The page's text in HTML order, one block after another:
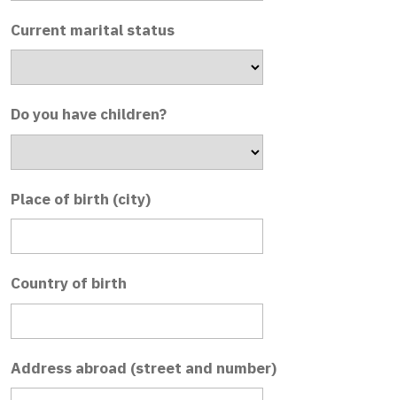
Current marital status
Do you have children?
Place of birth (city)
Country of birth
Address abroad (street and number)